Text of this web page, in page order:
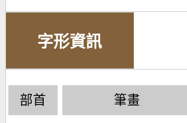
字形資訊
部首 筆畫